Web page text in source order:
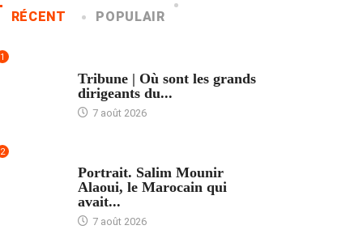
RÉCENT POPULAIR
1
Tribune | Où sont les grands
dirigeants du...
7 août 2026
2
Portrait. Salim Mounir
Alaoui, le Marocain qui
avait...
7 août 2026